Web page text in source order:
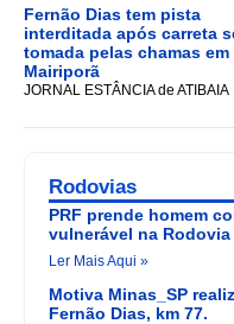
Fernão Dias tem pista
interditada após carreta
tomada pelas chamas em
Mairiporã
JORNAL ESTÂNCIA de ATIBAIA
Rodovias
PRF prende homem
vulnerável na Rodovia
Ler Mais Aqui »
Motiva Minas_SP
Fernão Dias, km 77.